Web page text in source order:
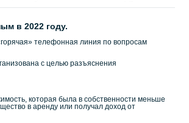
в 2022 году.
телефонная линия по вопросам
с целью разъяснения
которая была в собственности меньше
в аренду или получал доход от